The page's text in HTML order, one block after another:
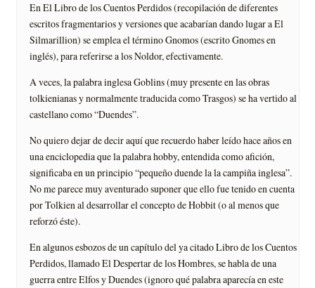
En El Libro de los Cuentos Perdidos (recopilación de diferentes
escritos fragmentarios y versiones que acabarían dando lugar a El
Silmarillion) se emplea el término Gnomos (escrito Gnomes en
inglés), para referirse a los Noldor, efectivamente.
A veces, la palabra inglesa Goblins (muy presente en las obras
tolkienianas y normalmente traducida como Trasgos) se ha vertido al
castellano como “Duendes”.
No quiero dejar de decir aquí que recuerdo haber leído hace años en
una enciclopedia que la palabra hobby, entendida como afición,
significaba en un principio “pequeño duende la la campiña inglesa”.
No me parece muy aventurado suponer que ello fue tenido en cuenta
por Tolkien al desarrollar el concepto de Hobbit (o al menos que
reforzó éste).
En algunos esbozos de un capítulo del ya citado Libro de los Cuentos
Perdidos, llamado El Despertar de los Hombres, se habla de una
guerra entre Elfos y Duendes (ignoro qué palabra aparecía en este